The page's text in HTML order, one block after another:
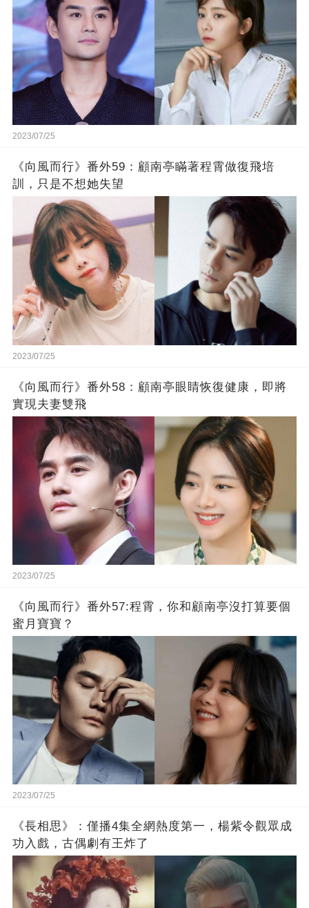
2023/07/25
《向風而行》番外59：顧南亭瞞著程霄做復飛培
訓，只是不想她失望
2023/07/25
《向風而行》番外58：顧南亭眼睛恢復健康，即將
實現夫妻雙飛
2023/07/25
《向風而行》番外57:程霄，你和顧南亭沒打算要個
蜜月寶寶？
2023/07/25
《長相思》：僅播4集全網熱度第一，楊紫令觀眾成
功入戲，古偶劇有王炸了